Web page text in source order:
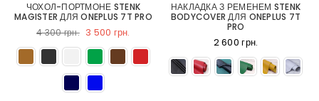
ЧОХОЛ-ПОРТМОНЕ STENK
MAGISTER ДЛЯ ONEPLUS 7T PRO
4 300 грн. 3 500 грн.
НАКЛАДКА З РЕМЕНЕМ STENK
BODYCOVER ДЛЯ ONEPLUS 7T
PRO
2 600 грн.